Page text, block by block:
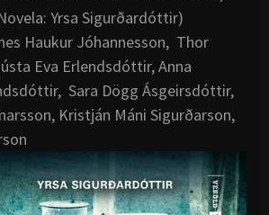
Yrsa Sigurðardóttir)
Haukur Jóhannesson, Thor
Eva Erlendsdóttir, Anna
Sara Dögg Ásgeirsdóttir,
Kristján Máni Sigurðarson,